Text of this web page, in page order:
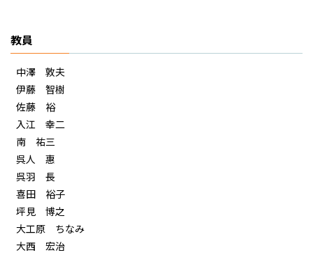
教員
中澤 敦夫
伊藤 智樹
佐藤 裕
入江 幸二
南 祐三
呉人 惠
呉羽 長
喜田 裕子
坪見 博之
大工原 ちなみ
大西 宏治